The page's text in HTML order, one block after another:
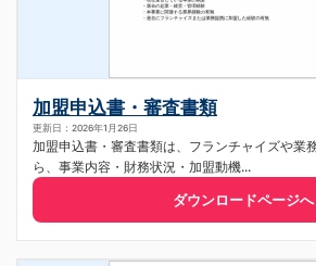
加盟申込書・審査書類
更新日：2026年1月26日
加盟申込書・審査書類は、フランチャイズや業
ら、事業内容・財務状況・加盟動機...
ダウンロードページへ